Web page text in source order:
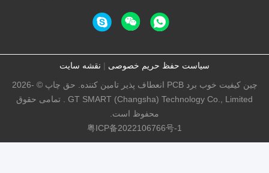
سیاست حفظ حریم خصوصی | نقشه سایت
چین کیفیت خوب برد PCB انعطاف پذیر تامین کننده. حق چاپ © -2026
GT SMART (Changsha) Technology Co., Limited . تمامی حقوق
محفوظ است.
粤ICP备2022106766号-1